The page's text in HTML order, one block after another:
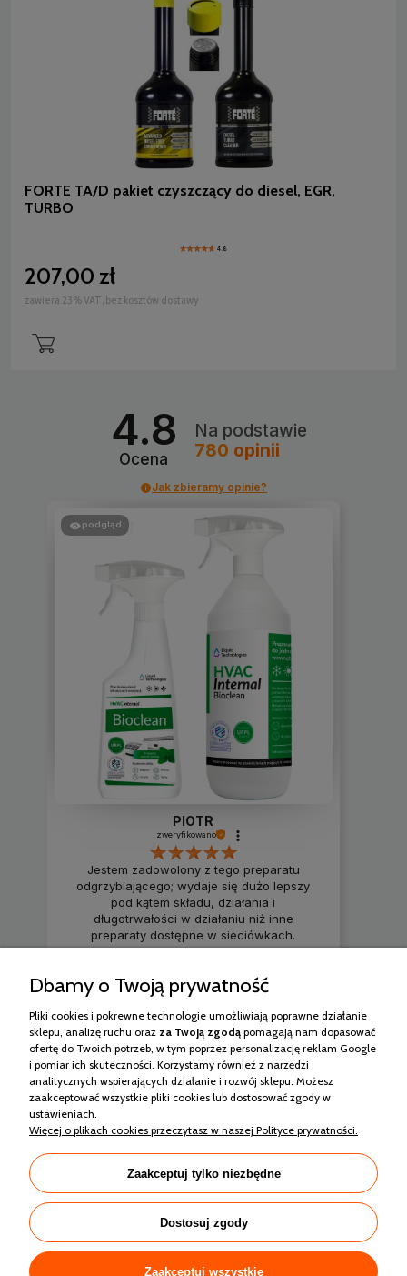
FORTE TA/D pakiet czyszczący do diesel, EGR,
TURBO
4.8
207,00 zł
zawiera 23% VAT, bez kosztów dostawy
4.8
Ocena
Na podstawie
780 opinii
Jak zbieramy opinie?
podgląd
PIOTR
zweryfikowano
Jestem zadowolony z tego preparatu
odgrzybiającego; wydaje się dużo lepszy
pod kątem składu, działania i
długotrwałości w działaniu niż inne
preparaty dostępne w sieciówkach.
2 0
2026-06-25
zebranych i zweryfikowanych przez
Zakupy
Pomoc
Moje konto
Informacje
Dbamy o Twoją prywatność
Pliki cookies i pokrewne technologie umożliwiają poprawne działanie
sklepu, analizę ruchu oraz za Twoją zgodą pomagają nam dopasować
ofertę do Twoich potrzeb, w tym poprzez personalizację reklam Google
i pomiar ich skuteczności. Korzystamy również z narzędzi
analitycznych wspierających działanie i rozwój sklepu. Możesz
zaakceptować wszystkie pliki cookies lub dostosować zgody w
ustawieniach.
Więcej o plikach cookies przeczytasz w naszej Polityce prywatności.
Zaakceptuj tylko niezbędne
Dostosuj zgody
Zaakceptuj wszystkie